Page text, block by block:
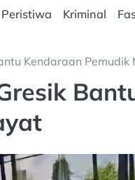
Peristiwa Kriminal
Kendaraan